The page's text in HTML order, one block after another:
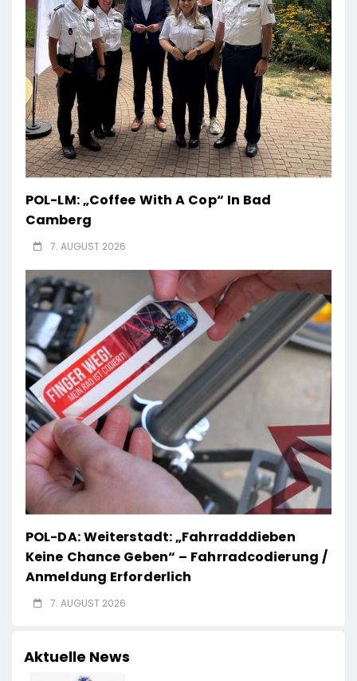
POL-LM: „Coffee With A Cop“ In Bad
Camberg
7. AUGUST 2026
POL-DA: Weiterstadt: „Fahrradddieben
Keine Chance Geben“ – Fahrradcodierung /
Anmeldung Erforderlich
7. AUGUST 2026
Aktuelle News